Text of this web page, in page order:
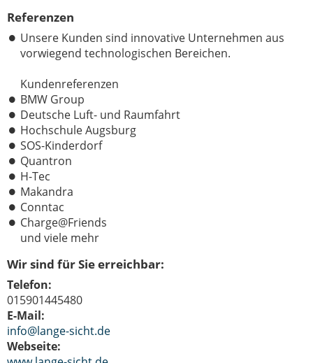
Referenzen
Unsere Kunden sind innovative Unternehmen aus
vorwiegend technologischen Bereichen.
Kundenreferenzen
BMW Group
Deutsche Luft- und Raumfahrt
Hochschule Augsburg
SOS-Kinderdorf
Quantron
H-Tec
Makandra
Conntac
Charge@Friends
und viele mehr
Wir sind für Sie erreichbar:
Telefon:
015901445480
E-Mail:
info@lange-sicht.de
Webseite: